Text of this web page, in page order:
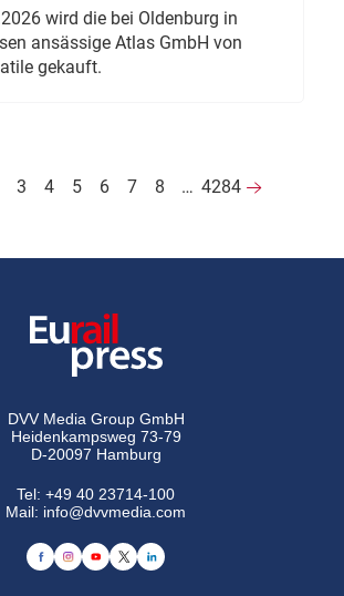
wird die bei Oldenburg in
ansässige Atlas GmbH von
gekauft.
3 4 5 6 7 8 … 4284
DVV Media Group GmbH
Heidenkampsweg 73-79
D-20097 Hamburg
Tel:+49 40 23714-100
Mail: info@dvvmedia.com